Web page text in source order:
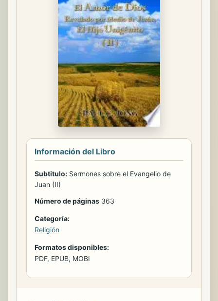
Información del Libro
Subtitulo: Sermones sobre el Evangelio de
Juan (II)
Número de páginas 363
Categoría:
Religión
Formatos disponibles:
PDF, EPUB, MOBI